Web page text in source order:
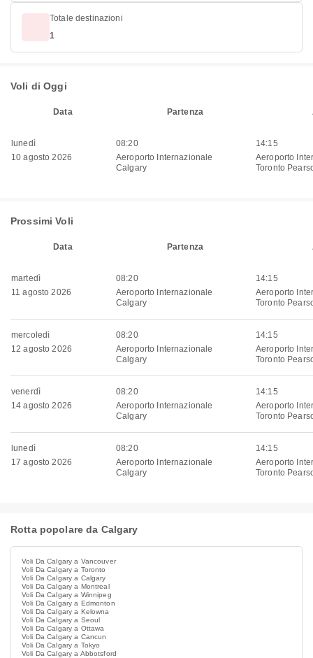
Totale destinazioni
1
Voli di Oggi
Data Partenza
lunedì
10 agosto 2026
08:20
Aeroporto Internazionale
Calgary
14:15
Aeroporto
Toronto
Prossimi Voli
Data Partenza
martedì
11 agosto 2026
08:20
Aeroporto Internazionale
Calgary
14:15
Aeroporto
Toronto
mercoledì
12 agosto 2026
08:20
Aeroporto Internazionale
Calgary
14:15
Aeroporto
Toronto
venerdì
14 agosto 2026
08:20
Aeroporto Internazionale
Calgary
14:15
Aeroporto
Toronto
lunedì
17 agosto 2026
08:20
Aeroporto Internazionale
Calgary
14:15
Aeroporto
Toronto
Rotta popolare da Calgary
Voli Da Calgary a Vancouver
Voli Da Calgary a Toronto
Voli Da Calgary a Calgary
Voli Da Calgary a Montreal
Voli Da Calgary a Winnipeg
Voli Da Calgary a Edmonton
Voli Da Calgary a Kelowna
Voli Da Calgary a Seoul
Voli Da Calgary a Ottawa
Voli Da Calgary a Cancun
Voli Da Calgary a Tokyo
Voli Da Calgary a Abbotsford